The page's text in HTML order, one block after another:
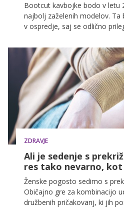
Bootcut kavbojke bodo v letu
najbolj zaželenih modelov. Ta
v ospredje, saj se odlično
med udobjem in eleganco,
navdušenke znova uvrščajo
garderobe.
ZDRAVJE
Ali je sedenje s
res tako nevarno, kot
Ženske pogosto sedimo s
Običajno gre za kombinacijo
družbenih pričakovanj, ki jih